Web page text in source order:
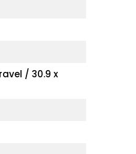
/ 30.9 x